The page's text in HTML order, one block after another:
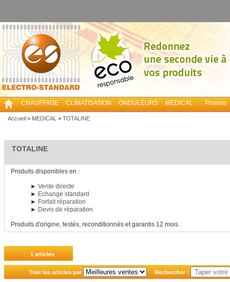
CHAUFFAGE CLIMATISATION ONDULEURS MEDICAL Promos
Accueil > MEDICAL > TOTALINE
TOTALINE
Produits disponibles en :
► Vente directe
► Echange standard
► Forfait réparation
► Devis de réparation
Produits d'origine, testés, reconditionnés et garantis 12 mois.
1 articles
Trier les articles par Rechercher :